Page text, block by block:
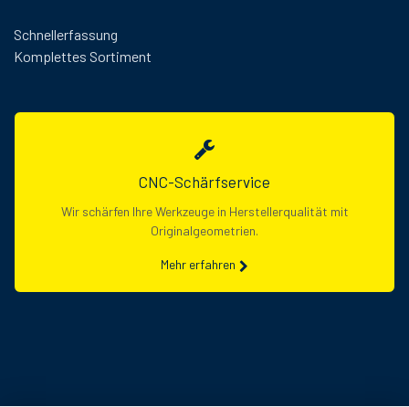
Schnellerfassung
Komplettes Sortiment
CNC-Schärfservice
Wir schärfen Ihre Werkzeuge in Herstellerqualität mit
Originalgeometrien.
Mehr erfahren